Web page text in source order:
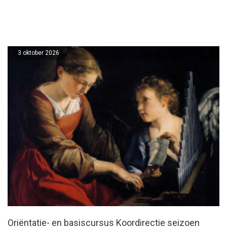
Oriëntatie- en basiscursus Koordirectie seizoen
3 oktober 2026